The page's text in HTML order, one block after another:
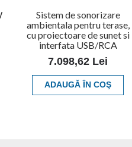
Sistem de sonorizare
ambientala pentru terase,
cu proiectoare de sunet si
interfata USB/RCA
7.098,62 Lei
ADAUGĂ ÎN COŞ